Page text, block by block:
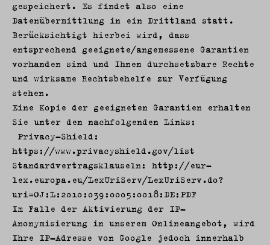
gespeichert. Es findet also eine
Datenübermittlung in ein Drittland statt.
Berücksichtigt hierbei wird, dass
entsprechend geeignete/angemessene Garantien
vorhanden sind und Ihnen durchsetzbare Rechte
und wirksame Rechtsbehelfe zur Verfügung
stehen.
Eine Kopie der geeigneten Garantien erhalten
Sie unter den nachfolgenden Links:
Privacy-Shield:
https://www.privacyshield.gov/list
Standardvertragsklauseln: http://eur-
lex.europa.eu/LexUriServ/LexUriServ.do?
uri=OJ:L:2010:039:0005:0018:DE:PDF
Im Falle der Aktivierung der IP-
Anonymisierung in unserem Onlineangebot, wird
Ihre IP-Adresse von Google jedoch innerhalb